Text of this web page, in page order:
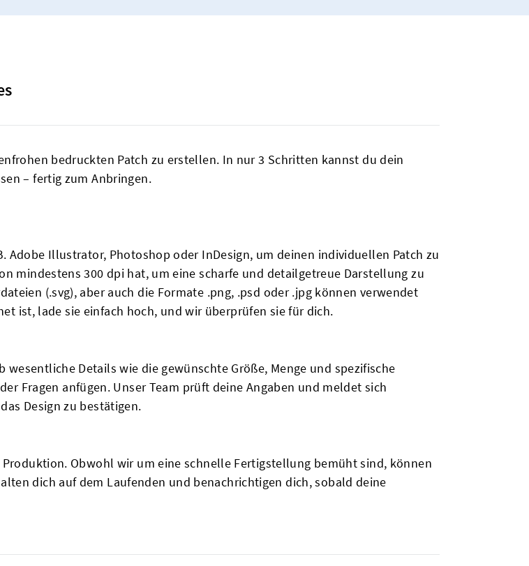
bedruckten Patch zu erstellen. In nur 3 Schritten kannst du dein
– fertig zum Anbringen.
Adobe Illustrator, Photoshop oder InDesign, um deinen individuellen Patch zu
mindestens 300 dpi hat, um eine scharfe und detailgetreue Darstellung zu
(.svg), aber auch die Formate .png, .psd oder .jpg können verwendet
ist, lade sie einfach hoch, und wir überprüfen sie für dich.
Details wie die gewünschte Größe, Menge und spezifische
Fragen anfügen. Unser Team prüft deine Angaben und meldet sich
Design zu bestätigen.
Obwohl wir um eine schnelle Fertigstellung bemüht sind, können
dich auf dem Laufenden und benachrichtigen dich, sobald deine